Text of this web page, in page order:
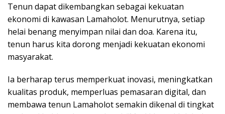
Tenun dapat dikembangkan sebagai kekuatan
ekonomi di kawasan Lamaholot. Menurutnya, setiap
helai benang menyimpan nilai dan doa. Karena itu,
tenun harus kita dorong menjadi kekuatan ekonomi
masyarakat.
Ia berharap terus memperkuat inovasi, meningkatkan
kualitas produk, memperluas pemasaran digital, dan
membawa tenun Lamaholot semakin dikenal di tingkat